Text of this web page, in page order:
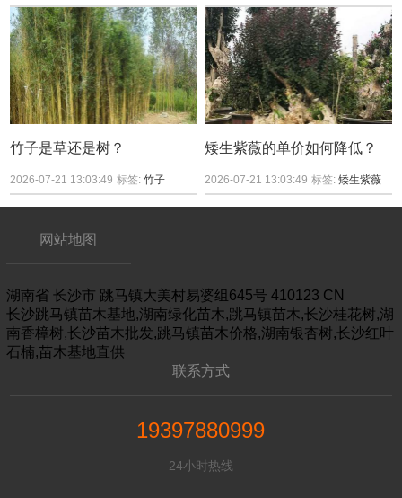
竹子是草还是树？
2026-07-21 13:03:49 标签:竹子
矮生紫薇的单价如何降低？
2026-07-21 13:03:49 标签:矮生紫薇
网站地图
湖南省 长沙市 跳马镇大美村易婆组645号 410123 CN
长沙跳马镇苗木基地,湖南绿化苗木,跳马镇苗木,长沙桂花树,湖
南香樟树,长沙苗木批发,跳马镇苗木价格,湖南银杏树,长沙红叶
石楠,苗木基地直供
联系方式
19397880999
24小时热线